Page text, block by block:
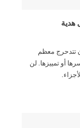
هدية
تتدحرج معظم
أو تمييزها. لن